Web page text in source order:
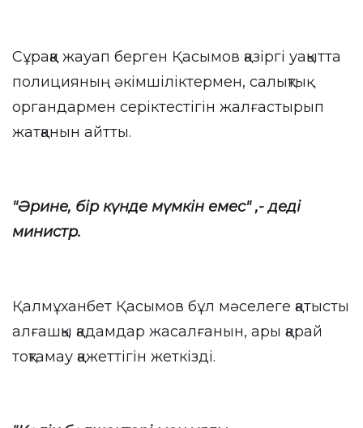
Сұраққа жауап берген Қасымов қазіргі уақытта
полицияның әкімшіліктермен, салықтық
органдармен серіктестігін жалғастырып
жатқанын айтты.
"Әрине, бір күнде мүмкін емес" ,- деді
министр.
Қалмұханбет Қасымов бұл мәселеге қатысты
алғашқы қадамдар жасалғанын, ары қарай
тоқтамау қажеттігін жеткізді.